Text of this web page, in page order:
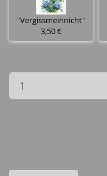
"Vergissmeinnicht"
3,50 €